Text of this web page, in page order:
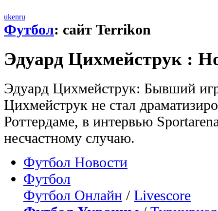
ukenru
Футбол: сайт Terrikon
Эдуард Цихмейструк :
Эдуард Цихмейструк: Бывший
Цихмейструк не стал
Роттердаме, в интервью
несчастному случаю.
Футбол Новости
Футбол
Футбол Онлайн / Livescore